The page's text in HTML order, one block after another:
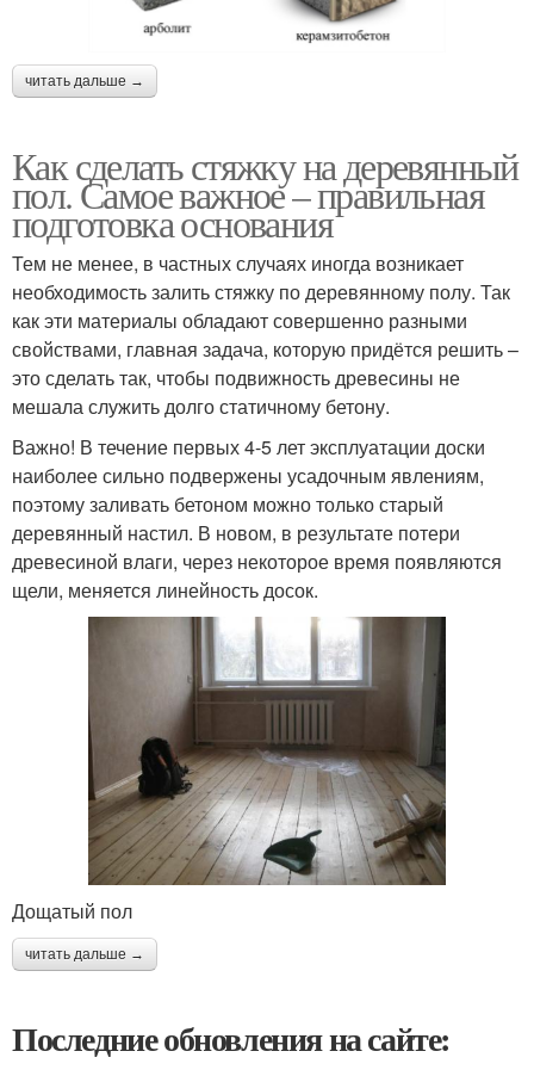
читать дальше →
Как сделать стяжку на деревянный
пол. Самое важное – правильная
подготовка основания
Тем не менее, в частных случаях иногда возникает
необходимость залить стяжку по деревянному полу. Так
как эти материалы обладают совершенно разными
свойствами, главная задача, которую придётся решить –
это сделать так, чтобы подвижность древесины не
мешала служить долго статичному бетону.
Важно! В течение первых 4-5 лет эксплуатации доски
наиболее сильно подвержены усадочным явлениям,
поэтому заливать бетоном можно только старый
деревянный настил. В новом, в результате потери
древесиной влаги, через некоторое время появляются
щели, меняется линейность досок.
Дощатый пол
читать дальше →
Последние обновления на сайте: